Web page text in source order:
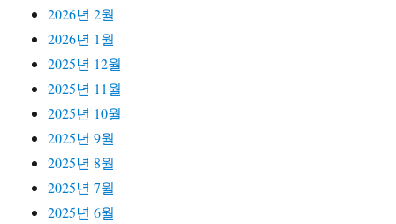
2026년 2월
2026년 1월
2025년 12월
2025년 11월
2025년 10월
2025년 9월
2025년 8월
2025년 7월
2025년 6월